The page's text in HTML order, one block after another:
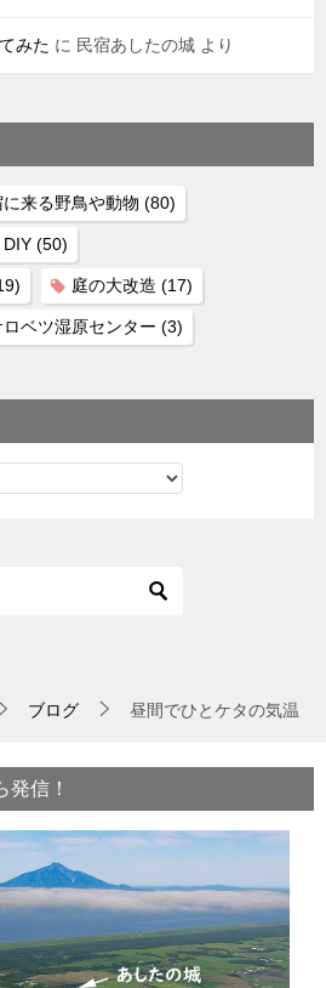
みた に 民宿あしたの城 より
に来る野鳥や動物 (80)
DIY (50)
庭の大改造 (17)
ロベツ湿原センター (3)
ブログ 昼間でひとケタの気温
発信！